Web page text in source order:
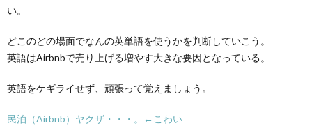
い。
どこのどの場面でなんの英単語を使うかを判断していこう。
英語はAirbnbで売り上げる増やす大きな要因となっている。
英語をケギライせず、頑張って覚えましょう。
民泊（Airbnb）ヤクザ・・・。←こわい